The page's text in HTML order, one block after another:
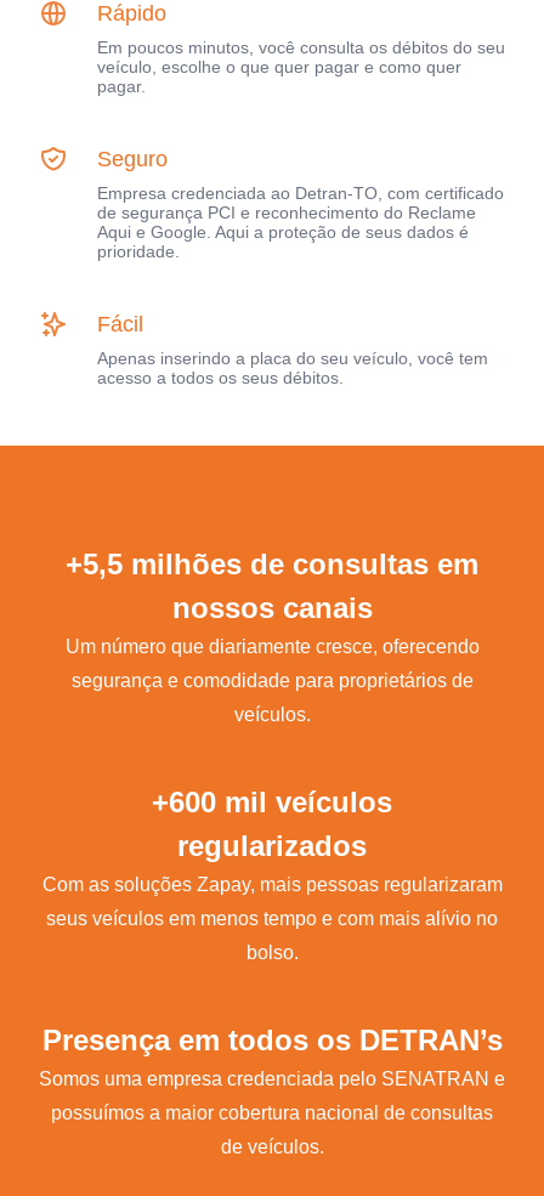
Rápido
Em poucos minutos, você consulta os débitos do seu
veículo, escolhe o que quer pagar e como quer
pagar.
Seguro
Empresa credenciada ao Detran-TO, com certificado
de segurança PCI e reconhecimento do Reclame
Aqui e Google. Aqui a proteção de seus dados é
prioridade.
Fácil
Apenas inserindo a placa do seu veículo, você tem
acesso a todos os seus débitos.
+5,5 milhões de consultas em
nossos canais
Um número que diariamente cresce, oferecendo
segurança e comodidade para proprietários de
veículos.
+600 mil veículos
regularizados
Com as soluções Zapay, mais pessoas regularizaram
seus veículos em menos tempo e com mais alívio no
bolso.
Presença em todos os DETRAN’s
Somos uma empresa credenciada pelo SENATRAN e
possuímos a maior cobertura nacional de consultas
de veículos.